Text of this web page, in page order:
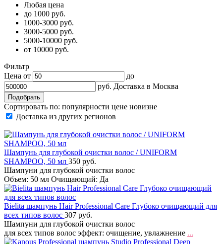
Любая цена
до 1000 руб.
1000-3000 руб.
3000-5000 руб.
5000-10000 руб.
от 10000 руб.
Фильтр
Цена от
до
руб. Доставка в Москва
Сортировать по: популярности цене новизне
Доставка из других регионов
Шампунь для глубокой очистки волос / UNIFORM
SHAMPOO, 50 мл 350 руб.
Шампуни для глубокой очистки волос
Объем: 50 мл Очищающий: Да
Bielita шампунь Hair Professional Care Глубоко очищающий для
всех типов волос 307 руб.
Шампуни для глубокой очистки волос
для всех типов волос эффект: очищение, увлажнение ...